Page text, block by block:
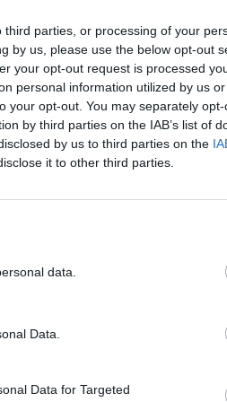
parties, or processing of your
by us, please use the below opt-out
your opt-out request is processed
personal information utilized by us
your opt-out. You may separately
by third parties on the IAB’s list of
by us to third parties on the
it to other third parties.
data.
Data.
Data for Targeted
liczbę zachorowań, co oznacza, że